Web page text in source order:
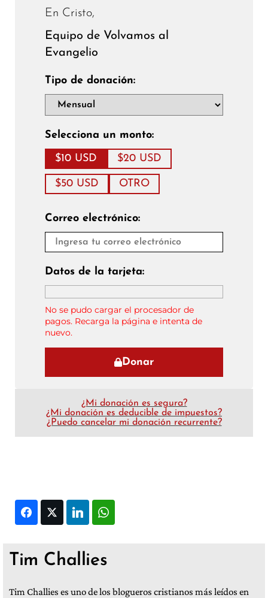
En Cristo,
Equipo de Volvamos al
Evangelio
Tipo de donación:
Selecciona un monto:
$10 USD $20 USD
$50 USD OTRO
Correo electrónico:
Datos de la tarjeta:
No se pudo cargar el procesador de
pagos. Recarga la página e intenta de
nuevo.
Donar
¿Mi donación es segura?
¿Mi donación es deducible de impuestos?
¿Puedo cancelar mi donación recurrente?
FacebookTwitter LinkedIn
Tim Challies
Tim Challies es uno de los blogueros cristianos más leídos en